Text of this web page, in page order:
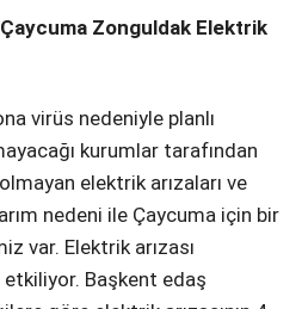
Zonguldak Elektrik
virüs nedeniyle planlı
kurumlar tarafından
elektrik arızaları ve
nedeni ile Çaycuma için bir
var. Elektrik arızası
etkiliyor. Başkent edaş